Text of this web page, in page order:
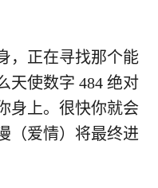
，正在寻找那个能
天使数字 484 绝对
身上。很快你就会
（爱情）将最终进